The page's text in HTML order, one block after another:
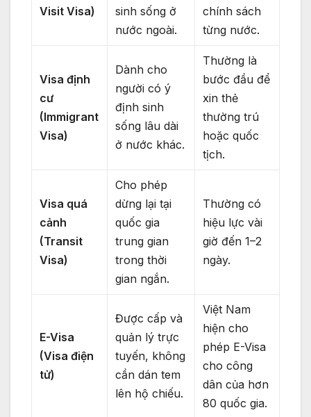
Visit Visa)
sinh sống ở
nước ngoài.
chính sách
từng nước.
Visa định
cư
(Immigrant
Visa)
Dành cho
người có ý
định sinh
sống lâu dài
ở nước khác.
Thường là
bước đầu để
xin thẻ
thường trú
hoặc quốc
tịch.
Visa quá
cảnh
(Transit
Visa)
Cho phép
dừng lại tại
quốc gia
trung gian
trong thời
gian ngắn.
Thường có
hiệu lực vài
giờ đến 1–2
ngày.
E-Visa
(Visa điện
tử)
Được cấp và
quản lý trực
tuyến, không
cần dán tem
lên hộ chiếu.
Việt Nam
hiện cho
phép E-Visa
cho công
dân của hơn
80 quốc gia.